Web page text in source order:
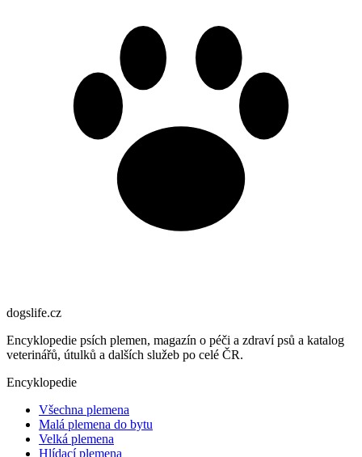
dogslife.cz
Encyklopedie psích plemen, magazín o péči a zdraví psů a katalog
veterinářů, útulků a dalších služeb po celé ČR.
Encyklopedie
Všechna plemena
Malá plemena do bytu
Velká plemena
Hlídací plemena